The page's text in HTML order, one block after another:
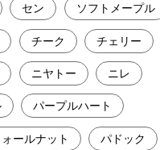
セン ソフトメープル
チーク チェリー
ニヤトー ニレ
パープルハート
ールナット パドック